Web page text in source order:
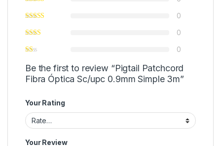
0
0
0
Be the first to review “Pigtail Patchcord
Fibra Óptica Sc/upc 0.9mm Simple 3m”
Your Rating
Your Review